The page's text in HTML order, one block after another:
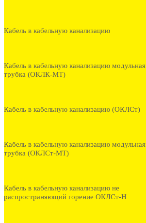
Кабель в кабельную канализацию
Кабель в кабельную канализацию модульная
трубка (ОКЛК-МТ)
Кабель в кабельную канализацию (ОКЛСт)
Кабель в кабельную канализацию модульная
трубка (ОКЛСт-МТ)
Кабель в кабельную канализацию не
распространяющий горение ОКЛСт-Н